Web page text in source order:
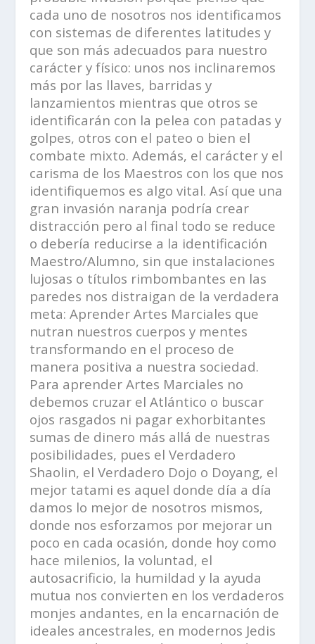
cada uno de nosotros nos identificamos
con sistemas de diferentes latitudes y
que son más adecuados para nuestro
carácter y físico: unos nos inclinaremos
más por las llaves, barridas y
lanzamientos mientras que otros se
identificarán con la pelea con patadas y
golpes, otros con el pateo o bien el
combate mixto. Además, el carácter y el
carisma de los Maestros con los que nos
identifiquemos es algo vital. Así que una
gran invasión naranja podría crear
distracción pero al final todo se reduce
o debería reducirse a la identificación
Maestro/Alumno, sin que instalaciones
lujosas o títulos rimbombantes en las
paredes nos distraigan de la verdadera
meta: Aprender Artes Marciales que
nutran nuestros cuerpos y mentes
transformando en el proceso de
manera positiva a nuestra sociedad.
Para aprender Artes Marciales no
debemos cruzar el Atlántico o buscar
ojos rasgados ni pagar exhorbitantes
sumas de dinero más allá de nuestras
posibilidades, pues el Verdadero
Shaolin, el Verdadero Dojo o Doyang, el
mejor tatami es aquel donde día a día
damos lo mejor de nosotros mismos,
donde nos esforzamos por mejorar un
poco en cada ocasión, donde hoy como
hace milenios, la voluntad, el
autosacrificio, la humildad y la ayuda
mutua nos convierten en los verdaderos
monjes andantes, en la encarnación de
ideales ancestrales, en modernos Jedis